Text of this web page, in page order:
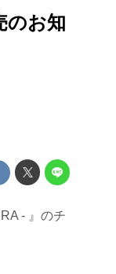
のお知
- 』のチ